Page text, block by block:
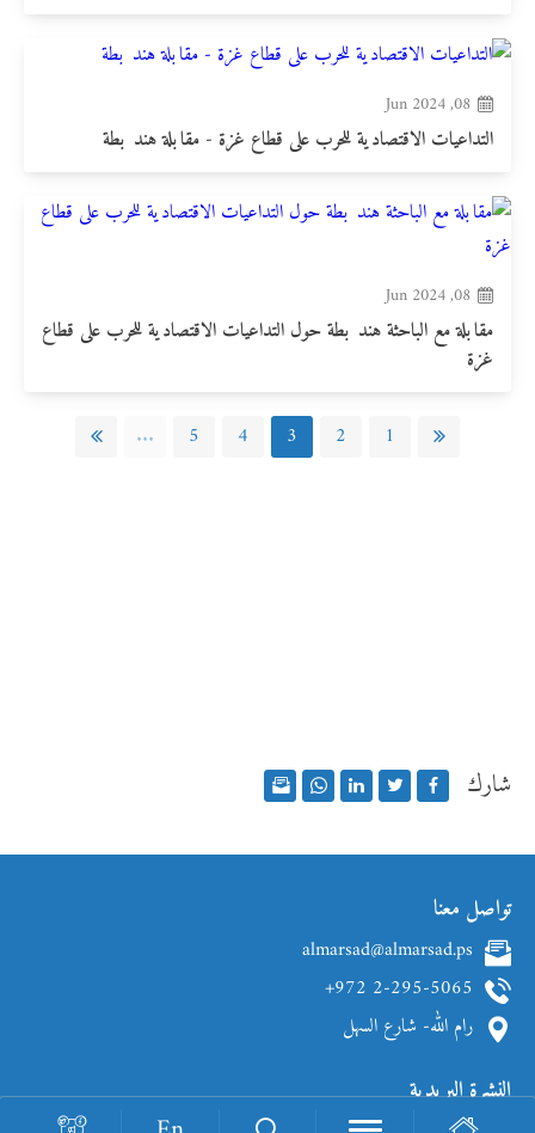
08, Jun 2024
التداعيات الاقتصادية للحرب على قطاع غزة - مقابلة هند بطة
08, Jun 2024
مقابلة مع الباحثة هند بطة حول التداعيات الاقتصادية للحرب على قطاع
غزة
1
2
3
4
5
...
شارك
تواصل معنا
almarsad@almarsad.ps
+972 2-295-5065
رام الله- شارع السهل
النشرة البريدية